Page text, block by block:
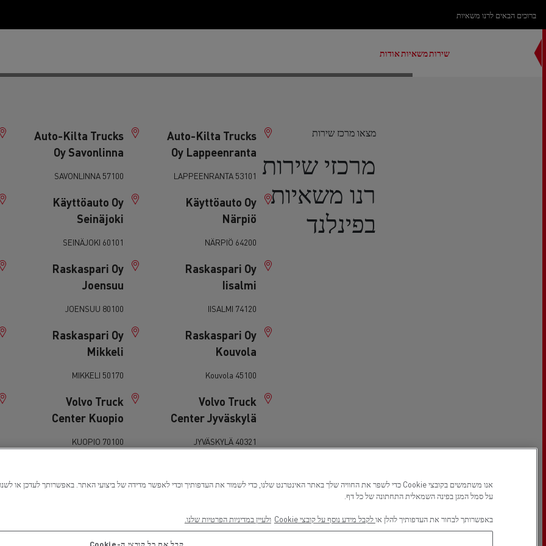
ברוכים הבאים לרנו משאיות
שירות
המדריך לבחירת משאית בעסקת ליסינג תפעולי
משאיות
D
D Wide
D Wide ZE
אודות
מצאו מרכז שירות
מרכזי שירות
רנו משאיות
בפינלנד
Auto-Kilta Trucks
Oy Lappeenranta
53101 LAPPEENRANTA
Auto-Kilta Trucks
Oy Savonlinna
57100 SAVONLINNA
Käyttöauto Oy
Närpiö
64200 NÄRPIÖ
Käyttöauto Oy
Seinäjoki
60101 SEINÄJOKI
Raskaspari Oy
Iisalmi
74120 IISALMI
Raskaspari Oy
Joensuu
80100 JOENSUU
Raskaspari Oy
Kouvola
45100 Kouvola
Raskaspari Oy
Mikkeli
50170 MIKKELI
Volvo Truck
Center Jyväskylä
40321 JYVÄSKYLÄ
Volvo Truck
Center Kuopio
70100 KUOPIO
Center Pori
Center Porvoo
Volvo Truck
Volvo Truck
על סמל המגן בפינה השמאלית התחתונה של כל דף.
באפשרותך לבחור את העדפותיך להלן אולקבל מידע נוסף על קובצי Cookie ולעיין במדיניות הפרטיות שלנו.